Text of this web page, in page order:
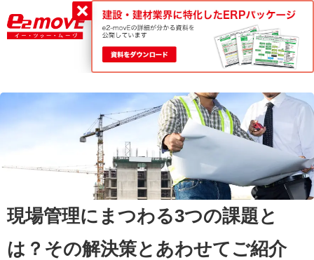
平日9:00～18:00
0120-188-022
現場管理にまつわる3つの課題と
は？その解決策とあわせてご紹介